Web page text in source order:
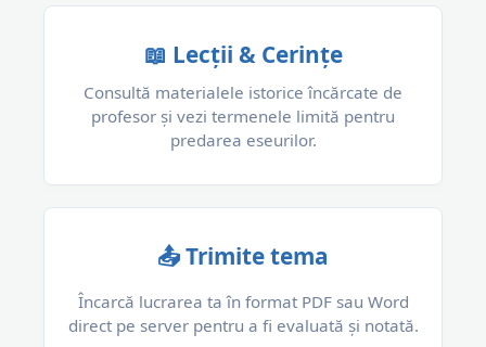
📖 Lecții & Cerințe
Consultă materialele istorice încărcate de
profesor și vezi termenele limită pentru
predarea eseurilor.
📤 Trimite tema
Încarcă lucrarea ta în format PDF sau Word
direct pe server pentru a fi evaluată și notată.